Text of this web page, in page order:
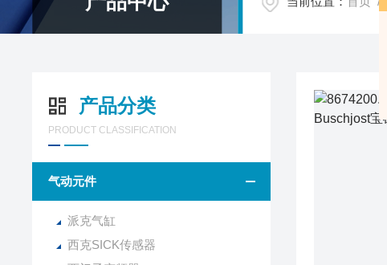
产品分类
PRODUCT CLASSIFICATION
气动元件
派克气缸
西克SICK传感器